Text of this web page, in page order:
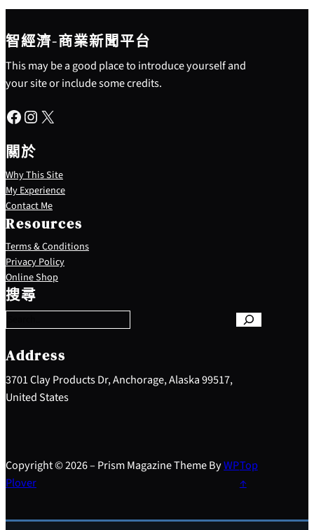
智經濟-商業新聞平台
This may be a good place to introduce yourself and
your site or include some credits.
Facebook Instagram X
關於
Why This Site
My Experience
Contact Me
Resources
Terms & Conditions
Privacy Policy
Online Shop
搜尋
S
e
a
c
h
Address
3701 Clay Products Dr, Anchorage, Alaska 99517,
United States
Copyright © 2026 – Prism Magazine Theme ByWP
Plover
Top
↑